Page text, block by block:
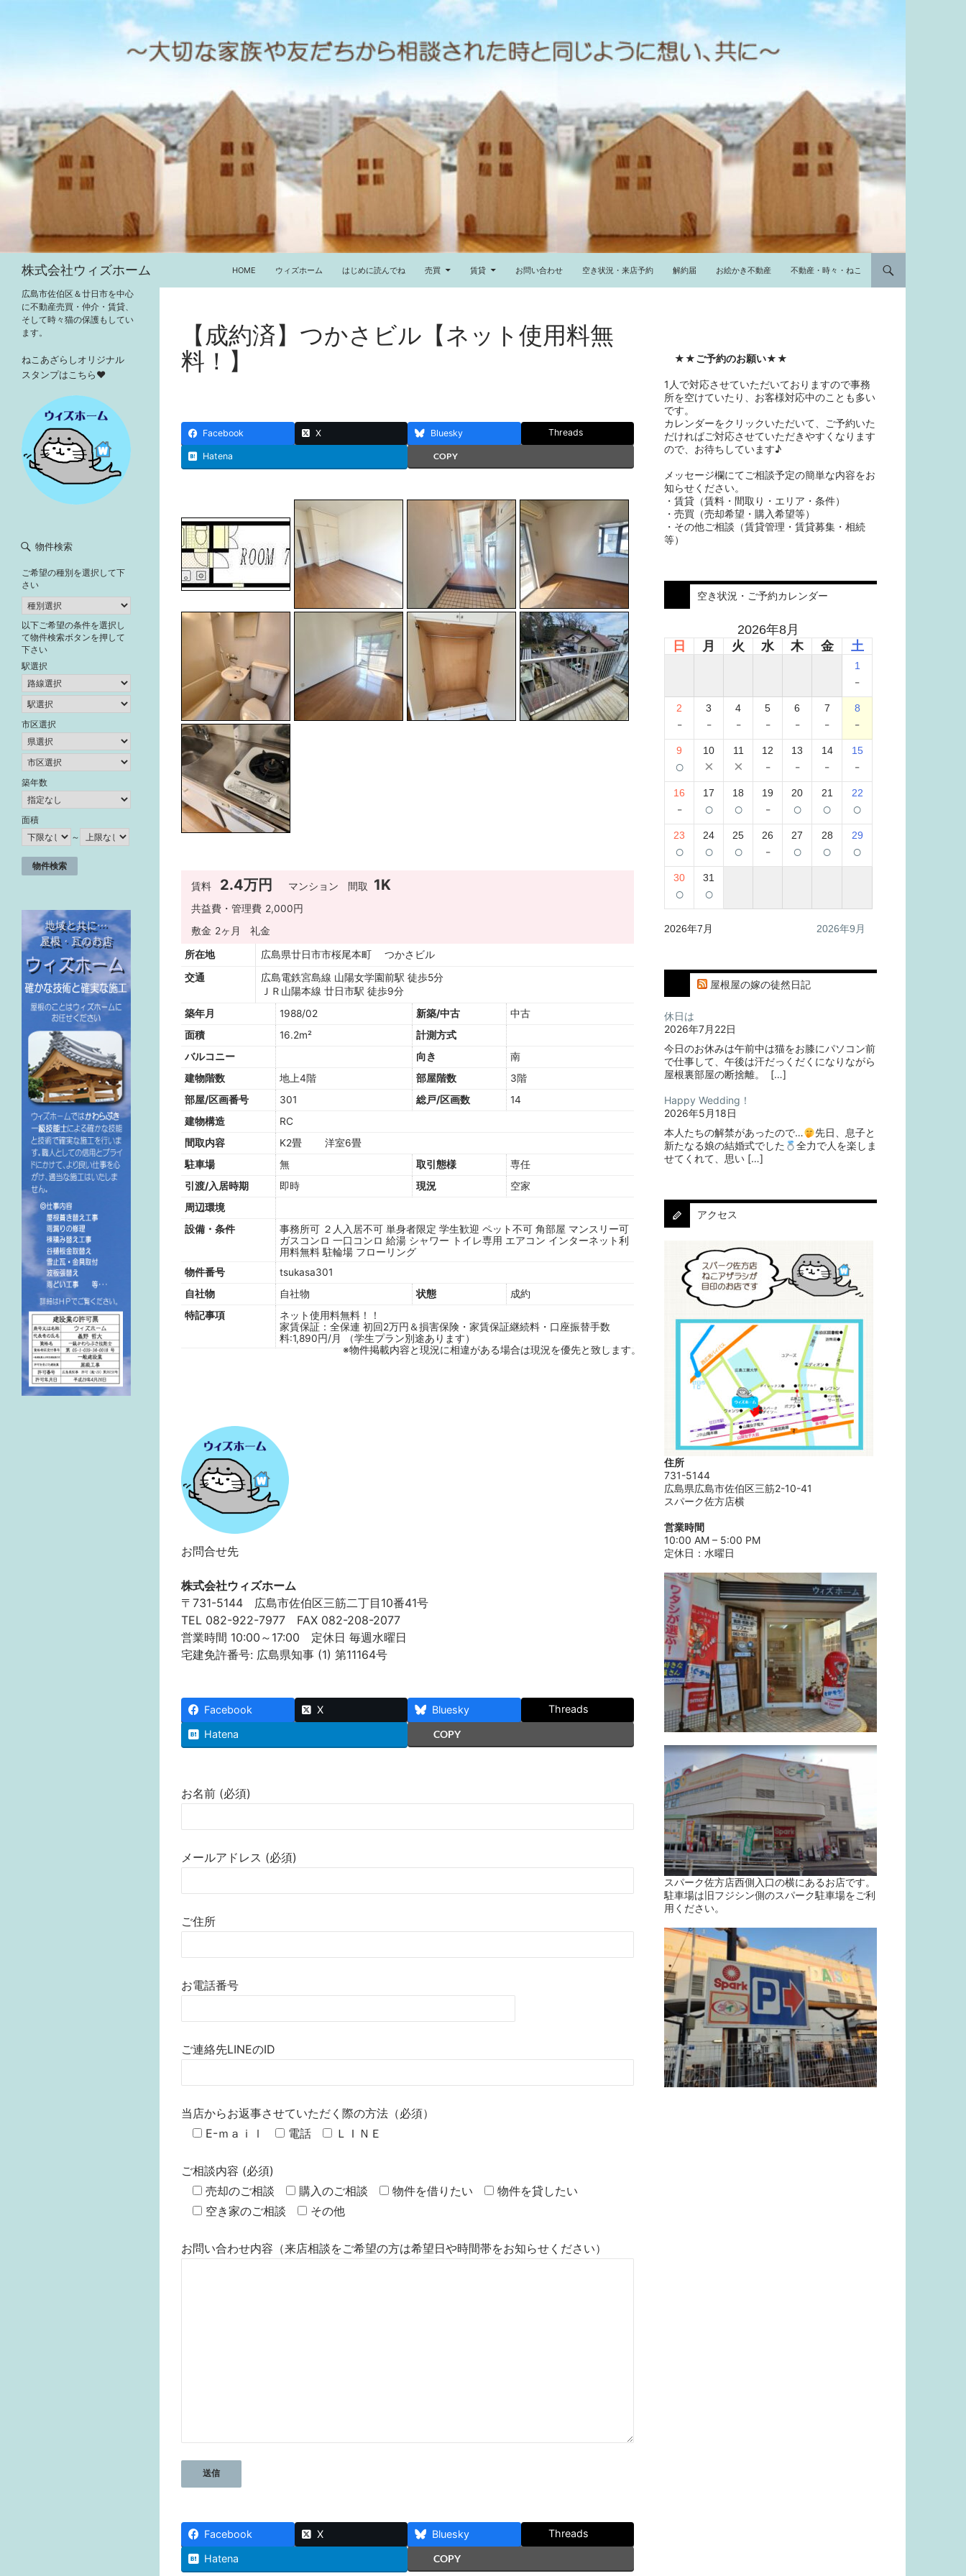
ス
キ
ッ
プ
株式会社ウィズホーム HOME ウィズホーム はじめに読んでね 売買 賃貸 お問い合わせ 空き状況・来店予約 解約届 お絵かき不動産 不動産・時々・ねこ
【成約済】つかさビル【ネット使用料無
料！】
Facebook X Bluesky Threads
Hatena COPY
賃料 2.4万円 マンション 間取 1K
共益費・管理費 2,000円
敷金 2ヶ月 礼金
所在地
広島県廿日市市桜尾本町 つかさビル
交通
広島電鉄宮島線 山陽女学園前駅 徒歩5分
ＪＲ山陽本線 廿日市駅 徒歩9分
築年月
1988/02 新築/中古
中古
面積
16.2m²
計測方式
バルコニー
向き
南
建物階数
地上4階 部屋階数
3階
部屋/区画番号
301 総戸/区画数
14
建物構造
RC
間取内容
K2畳 洋室6畳
駐車場
無 取引態様
専任
引渡/入居時期
即時 現況
空家
周辺環境
設備・条件
事務所可 ２人入居不可 単身者限定 学生歓迎 ペット不可 角部屋 マンスリー可
ガスコンロ 一口コンロ 給湯 シャワー トイレ専用 エアコン インターネット利
用料無料 駐輪場 フローリング
物件番号
tsukasa301
自社物
自社物 状態
成約
特記事項
ネット使用料無料！！
家賃保証：全保連 初回2万円＆損害保険・家賃保証継続料・口座振替手数
料:1,890円/月 （学生プラン別途あります）
※物件掲載内容と現況に相違がある場合は現況を優先と致します。
お問合せ先
株式会社ウィズホーム
〒731-5144 広島市佐伯区三筋二丁目10番41号
TEL 082-922-7977 FAX 082-208-2077
営業時間 10:00～17:00 定休日 毎週水曜日
宅建免許番号: 広島県知事 (1) 第11164号
Facebook X Bluesky Threads
Hatena COPY
お名前 (必須)
メールアドレス (必須)
ご住所
お電話番号
ご連絡先LINEのID
当店からお返事させていただく際の方法（必須）
E-ｍａｉｌ
電話 ＬＩＮＥ
ご相談内容 (必須)
売却のご相談
購入のご相談 物件を借りたい
物件を貸したい
空き家のご相談
その他
お問い合わせ内容（来店相談をご希望の方は希望日や時間帯をお知らせください）
Facebook X Bluesky Threads
Hatena COPY
★★ご予約のお願い★★
1人で対応させていただいておりますので事務
所を空けていたり、お客様対応中のことも多い
です。
カレンダーをクリックいただいて、ご予約いた
だければご対応させていただきやすくなります
ので、お待ちしています♪
メッセージ欄にてご相談予定の簡単な内容をお
知らせください。
・賃貸（賃料・間取り・エリア・条件）
・売買（売却希望・購入希望等）
・その他ご相談（賃貸管理・賃貸募集・相続
等）
空き状況・ご予約カレンダー
2026年8月
日
月 火 水 木 金 土
1
-
2
-
3
-
4
-
5
-
6
-
7
-
8
-
9
○
10
×
11
×
12
-
13
-
14
-
15
-
16
-
17
○
18
○
19
-
20
○
21
○
22
○
23
○
24
○
25
○
26
-
27
○
28
○
29
○
30
○
31
○
2026年7月 2026年9月
屋根屋の嫁の徒然日記
休日は
2026年7月22日
今日のお休みは午前中は猫をお膝にパソコン前
で仕事して、午後は汗だっくだくになりながら
屋根裏部屋の断捨離。⁡ ⁡ […]
Happy Wedding！
2026年5月18日
本人たちの解禁があったので…
⁡⁡先日、息子と
新たなる娘の結婚式でした
⁡⁡⁡全力で人を楽しま
せてくれて、思い […]
アクセス
住所
731-5144
広島県広島市佐伯区三筋2-10-41
スパーク佐方店横
営業時間
10:00 AM – 5:00 PM
定休日：水曜日
スパーク佐方店西側入口の横にあるお店です。
駐車場は旧フジシン側のスパーク駐車場をご利
用ください。
広島市佐伯区＆廿日市を中心
に不動産売買・仲介・賃貸、
そして時々猫の保護もしてい
ます。
ねこあざらしオリジナル
スタンプはこちら♥
物件検索
ご希望の種別を選択して下
さい
以下ご希望の条件を選択し
て物件検索ボタンを押して
下さい
駅選択
市区選択
築年数
面積
～